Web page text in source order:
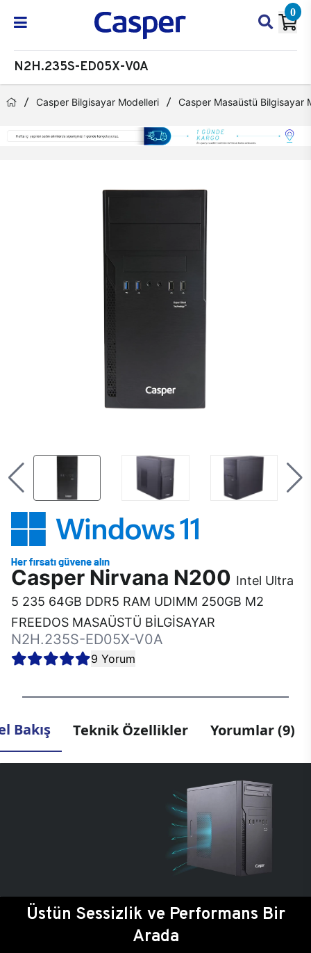
0
N2H.235S-ED05X-V0A
Casper Bilgisayar Modelleri Casper Masaüstü Bilgisayar
Casper Nirvana N200 Intel Ultra
5 235 64GB DDR5 RAM UDIMM 250GB M2
FREEDOS MASAÜSTÜ BİLGİSAYAR
N2H.235S-ED05X-V0A
9 Yorum
Bakış Teknik Özellikler Yorumlar (9)
Üstün Sessizlik ve Performans Bir
Arada